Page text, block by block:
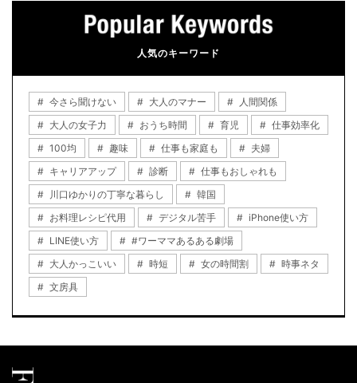
人気のキーワード
今さら聞けない 大人のマナー
人間関係
大人の女子力
おうち時間 育児
仕事効率化
100均
趣味 仕事も家庭も
夫婦
キャリアアップ
診断
仕事もおしゃれも
川口ゆかりの丁寧な暮らし
韓国
お料理レシピ代用
デジタル苦手
iPhone使い方
LINE使い方
#ワーママあるある劇場
大人かっこいい
時短 女の時間割
時事ネタ
文房具